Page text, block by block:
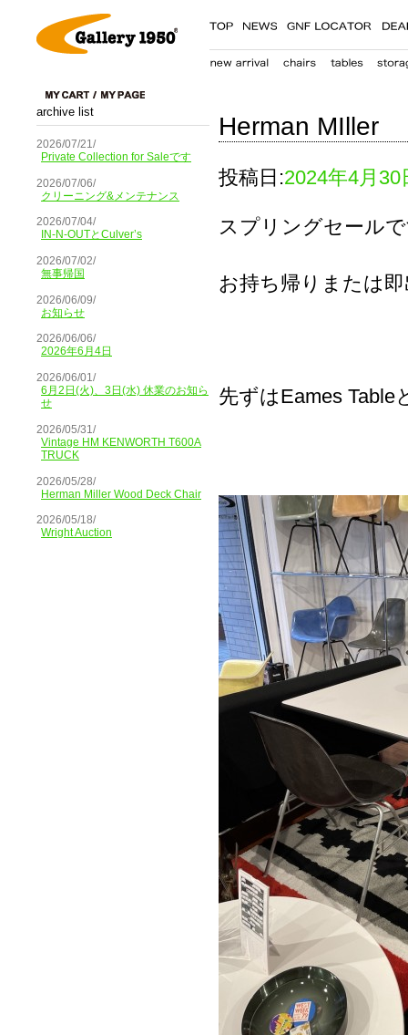
archive list
2026/07/21/
Private Collection for Saleです
2026/07/06/
クリーニング&メンテナンス
2026/07/04/
IN-N-OUTとCulver’s
2026/07/02/
無事帰国
2026/06/09/
お知らせ
2026/06/06/
2026年6月4日
2026/06/01/
6月2日(火)、3日(水) 休業のお知ら
せ
2026/05/31/
Vintage HM KENWORTH T600A
TRUCK
2026/05/28/
Herman Miller Wood Deck Chair
2026/05/18/
Wright Auction
Herman MIller
投稿日:2024年4月30
スプリングセール
お持ち帰りまたは
先ずはEames Table